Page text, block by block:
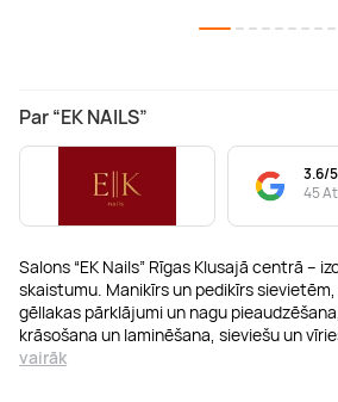
Par “EK NAILS”
Salons “EK Nails” Rīgas Klusajā centrā –
skaistumu. Manikīrs un pedikīrs sievietēm,
gēllakas pārklājumi un nagu
krāsošana un laminēšana, sieviešu un
vairāk
3.6/5
45